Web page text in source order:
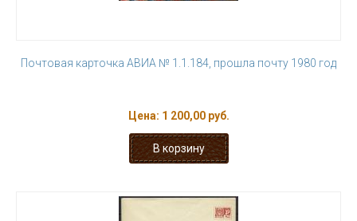
Почтовая карточка АВИА № 1.1.184, прошла почту 1980 год
Цена: 1 200,00 руб.